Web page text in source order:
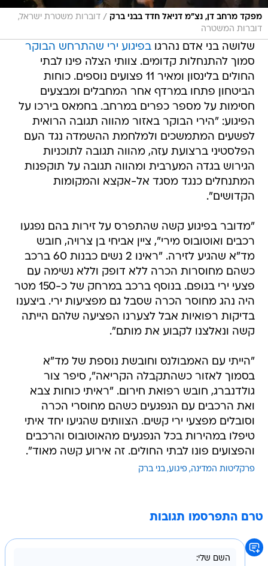
מפקד מרחב דן, נצ"מ דניאל חדד בבני ברק / דוברות משטרת ישראל,
דוברות המשטרה
שלושה בני אדם נהרגובפיגוע ירי שהתרחש הבוקר
סמוך להתנחלות קדומים. צוותי הצלה פינו לבתי
החולים בלינסון ומאיר 11 פצועים נוספים. כוחות
הביטחון פתחו במרדף אחר המחבלים ומבצעים
חסימות על מספר כפרים במרחב. בחמאס בירכו על
הפיגוע: "הירי הבוקר באזור מהווה תגובה הרואית
לפשעים המתמשכים ולמלחמת ההשמדה נגד העם
הפלסטיני ברצועת עזה, מהווה תגובה לתוכניות
הגירוש בגדה המערבית ומהווה תגובה על תוקפנות
המתנחלים כנגד מסגד אל-אקצא והמקומות
הקדושים".
"מדובר בפיגוע קשה שהתפרס על זירות בהם נפגעו
רכבים ואוטובוס מירי", ציין אביחי בן צרויה, חובש
מד"א שהגיע לזירה. "ראינו 2 נשים כבנות 60 ברכב
כשהם מחוסרות הכרה ללא דופק וללא נשימה עם
פצעי ירי בגופם. בנוסף ברכב במרחק של כ-150 מטר
היה נהג מחוסר הכרה שסבל גם מפציעות ירי. ביצענו
בדיקות רפואיות אבל לצערנו הפציעה שלהם הייתה
קשה ונאלצנו לקבוע את מותם".
"הייתי עם האמבולנס וחובשת נוספת של מד"א
בסמוך לאזור כשהתקבלה הקריאה", סיפר צור
גולדנברג, חובש רפואת חירום. "ראיתי כוחות צבא
ואת הרכבים עם הנפגעים כשהם מחוסרי הכרה
וסובלים מפצעי ירי קשים. הצוותים שהגיעו יחד איתי
טיפלו במהירות בכל הנפגעים מהאוטובוס והרכבים
והפצועים פונו לבתי החולים. זה אירוע קשה מאוד".
פרקליטות המדינה פיגוע בני ברק
טרם התפרסמו תגובות